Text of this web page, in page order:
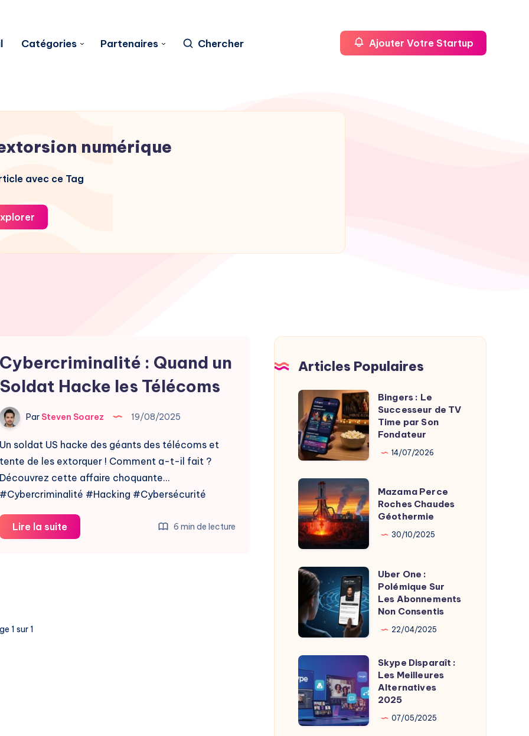
Catégories Partenaires Chercher Ajouter Votre Startup
numérique
avec ce Tag
Cybercriminalité : Quand un
Soldat Hacke les Télécoms
Par Steven Soarez 19/08/2025
Un soldat US hacke des géants des télécoms et
tente de les extorquer ! Comment a-t-il fait ?
Découvrez cette affaire choquante…
#Cybercriminalité #Hacking #Cybersécurité
Lire la suiteCybercriminalité
:
6 min de lecture
1 sur 1
Articles Populaires
Bingers
Le
Successeur
de
TV
Time
par
Son
Fondateur
Bingers : Le
Successeur de TV
Time par Son
Fondateur
14/07/2026
Mazama
Perce
Roches
Chaudes
Géothermie
Mazama Perce
Roches Chaudes
Géothermie
30/10/2025
Uber
One
Polémique
Sur
Les
Abonnements
Non
Consentis
Uber One :
Polémique Sur
Les Abonnements
Non Consentis
22/04/2025
Skype
Disparaît
:
Les
Meilleures
Skype Disparaît :
Les Meilleures
Alternatives
2025
07/05/2025